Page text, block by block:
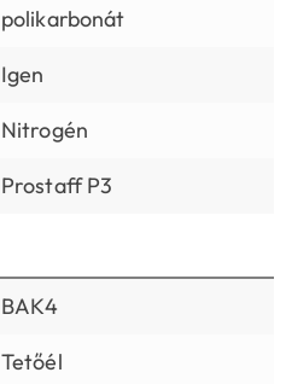
polikarbonát
Igen
Nitrogén
Prostaff P3
BAK4
Tetőél